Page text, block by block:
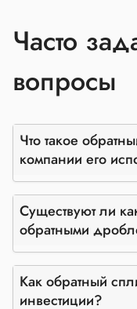
Часто
вопросы
Что такое
компании его
Существуют ли
обратными
Как обратный
инвестиции?